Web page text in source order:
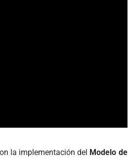
la implementación del Modelo de